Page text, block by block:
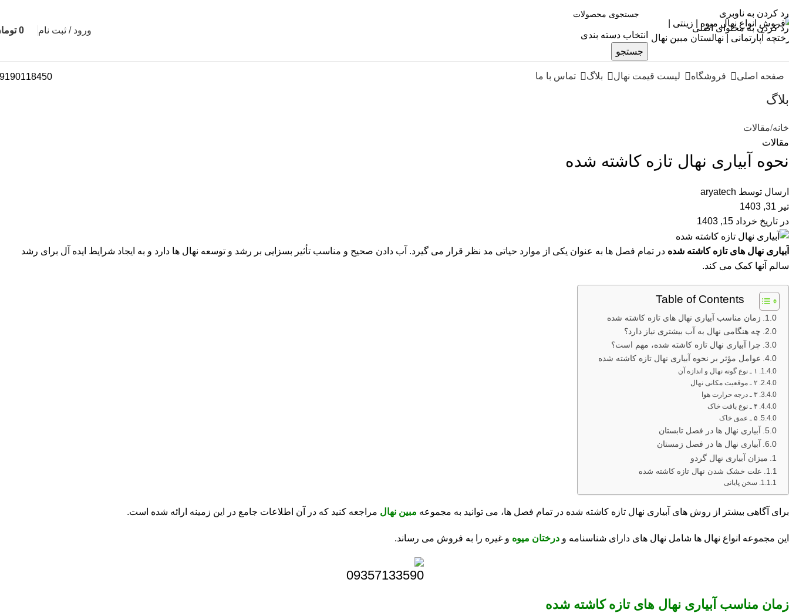
رد کردن به ناوبری
رد کردن به محتوای اصلی
انتخاب دسته بندی
جستجو
ورود / ثبت نام 0
صفحه اصلی فروشگاه لیست قیمت نهال بلاگ تماس با ما
بلاگ
خانه مقالات
مقالات
نحوه آبیاری نهال تازه کاشته شده
ارسال توسط aryatech
تیر 31, 1403
در تاریخ خرداد 15, 1403
آبیاری نهال های تازه کاشته شده در تمام فصل ها به عنوان یکی از موارد حیاتی مد نظر قرار می گیرد. آب دادن صحیح و مناسب تأثیر بسزایی بر رشد و توسعه نهال ها دارد و به ایجاد شرایط ایده آل برای رشد
سالم آنها کمک می کند.
Table of Contents
زمان مناسب آبیاری نهال های تازه کاشته شده
چه هنگامی نهال به آب بیشتری نیاز دارد؟
چرا آبیاری نهال تازه کاشته شده، مهم است؟
عوامل مؤثر بر نحوه آبیاری نهال تازه کاشته شده
۱ ـ نوع گونه نهال و اندازه آن
۲ ـ موقعیت مکانی نهال
۳ ـ درجه حرارت هوا
۴ ـ نوع بافت خاک
۵ ـ عمق خاک
آبیاری نهال ها در فصل تابستان
آبیاری نهال ها در فصل زمستان
میزان آبیاری نهال گردو
علت خشک شدن نهال تازه کاشته شده
سخن پایانی
برای آگاهی بیشتر از روش های آبیاری نهال تازه کاشته شده در تمام فصل ها، می توانید به مجموعه مبین نهال مراجعه کنید که در آن اطلاعات جامع در این زمینه ارائه شده است.
این مجموعه انواع نهال ها شامل نهال های دارای شناسنامه و درختان میوه و غیره را به فروش می رساند.
زمان مناسب آبیاری نهال های تازه کاشته شده